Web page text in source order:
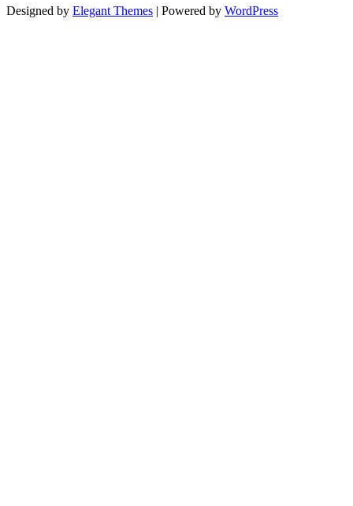
Designed by Elegant Themes | Powered by WordPress